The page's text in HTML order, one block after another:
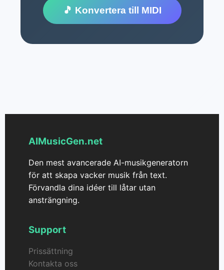
🎵 Konvertera till MIDI
AIMusicGen.net
Den mest avancerade AI-musikgeneratorn
för att skapa vacker musik från text.
Förvandla dina idéer till låtar utan
ansträngning.
Support
Prissättning
Kontakta oss